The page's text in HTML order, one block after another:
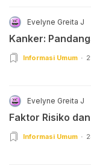
Evelyne Greita J
Kanker:
Informasi Umum
Evelyne Greita J
Faktor Risiko
Informasi Umum